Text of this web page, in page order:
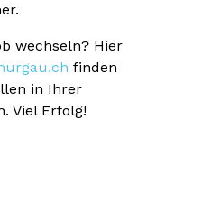
wechseln? Hier
finden
in Ihrer
Viel Erfolg!